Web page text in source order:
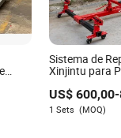
Sistema de
Xinjintu para
Chassi de
US$600,00-
1 Sets (MOQ)